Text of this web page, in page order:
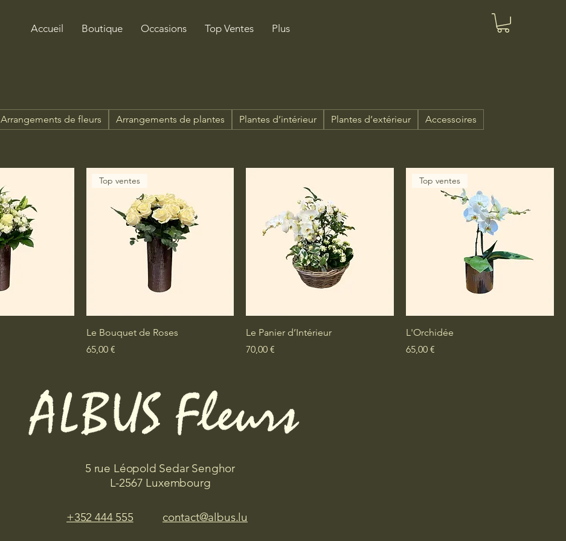
Accueil Boutique Occasions Top Ventes Plus
Arrangements de fleurs Arrangements de plantes Plantes d’intérieur Plantes d’extérieur Accessoires
Aperçu rapide
Top ventes
Le Bouquet de Roses
Prix
65,00 €
Aperçu rapide
Le Panier d’Intérieur
Prix
70,00 €
Aperçu rapide
Top ventes
L'Orchidée
Prix
65,00 €
5 rue Léopold Sedar Senghor
L-2567 Luxembourg
+352 444 555 contact@albus.lu